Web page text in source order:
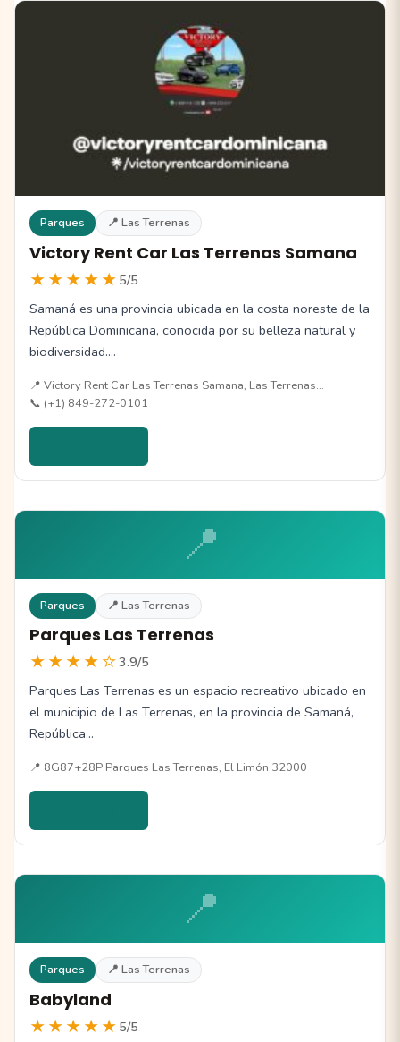
Parques 📍 Las Terrenas
Victory Rent Car Las Terrenas Samana
★★★★★ 5/5
Samaná es una provincia ubicada en la costa noreste de la
República Dominicana, conocida por su belleza natural y
biodiversidad.…
📍 Victory Rent Car Las Terrenas Samana, Las Terrenas…
📞 (+1) 849-272-0101
📍
Parques 📍 Las Terrenas
Parques Las Terrenas
★★★★☆3.9/5
Parques Las Terrenas es un espacio recreativo ubicado en
el municipio de Las Terrenas, en la provincia de Samaná,
República…
📍 8G87+28P Parques Las Terrenas, El Limón 32000
📍
Parques 📍 Las Terrenas
Babyland
★★★★★ 5/5